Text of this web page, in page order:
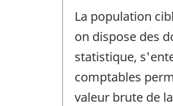
La population
on dispose des
statistique,
comptables
valeur brute de